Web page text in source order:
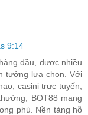
9:14
đầu, được nhiều
tưởng lựa chọn. Với
casini trực tuyến,
BOT88 mang
phú. Nền tảng hỗ